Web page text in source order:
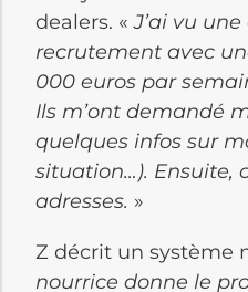
dealers. «J’ai vu
recrutement avec
000 euros par
Ils m’ont demandé
quelques infos sur
situation…). Ensuite,
adresses. »
Z décrit un système
nourrice donne le